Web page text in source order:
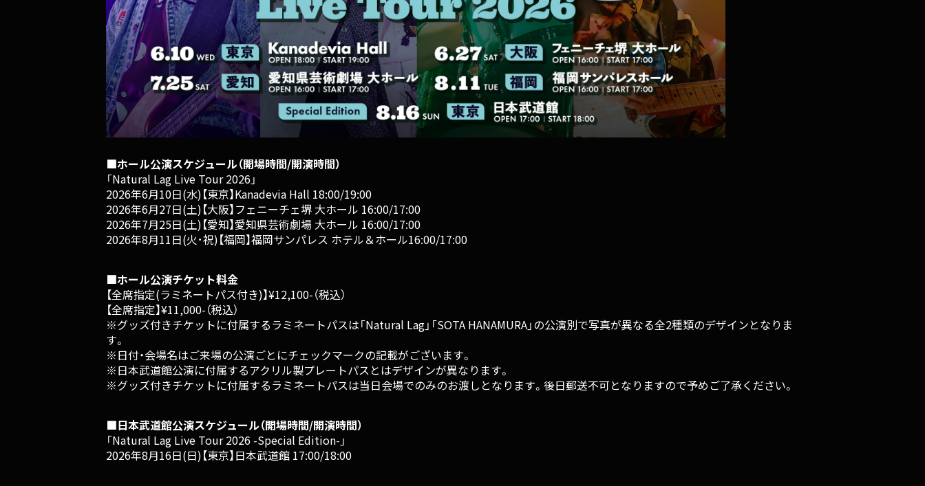
■ホール公演スケジュール（開場時間/開演時間）
「Natural Lag Live Tour 2026」
2026年6月10日(水)【東京】Kanadevia Hall 18:00/19:00
2026年6月27日(土)【大阪】フェニーチェ堺 大ホール 16:00/17:00
2026年7月25日(土)【愛知】愛知県芸術劇場 大ホール 16:00/17:00
2026年8月11日(火･祝)【福岡】福岡サンパレス ホテル＆ホール16:00/17:00
■ホール公演チケット料金
【全席指定(ラミネートパス付き)】¥12,100-（税込）
【全席指定】¥11,000-（税込）
※グッズ付きチケットに付属するラミネートパスは「Natural Lag」「SOTA HANAMURA」の公演別で写真が異なる全2種類のデザインとなりま
す。
※日付・会場名はご来場の公演ごとにチェックマークの記載がございます。
※日本武道館公演に付属するアクリル製プレートパスとはデザインが異なります。
※グッズ付きチケットに付属するラミネートパスは当日会場でのみのお渡しとなります。後日郵送不可となりますので予めご了承ください。
■日本武道館公演スケジュール（開場時間/開演時間）
「Natural Lag Live Tour 2026 -Special Edition-」
2026年8月16日(日)【東京】日本武道館 17:00/18:00